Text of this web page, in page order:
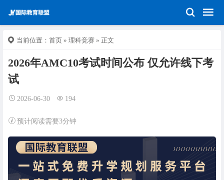
当前位置： 首页 » 理科竞赛 » 正文
2026年AMC10考试时间公布 仅允许线下考
试
2026-06-30 194
预计阅读需要3分钟